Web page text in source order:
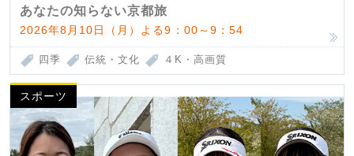
あなたの知らない京都旅
2026年8月10日（月）よる9：00～9：54
四季 伝統・文化 ４K・高画質
スポーツ